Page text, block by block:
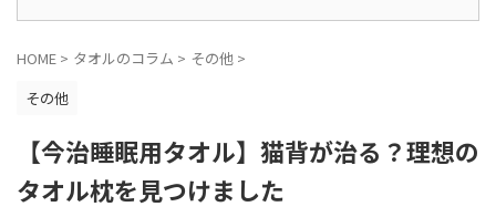
HOME > タオルのコラム > その他 >
その他
【今治睡眠用タオル】猫背が治る？理想の
タオル枕を見つけました